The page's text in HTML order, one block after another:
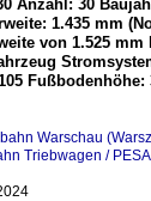
Anzahl: 30
1.435 mm
von 1.525 mm
Fußbodenhöhe:
Warschau
Triebwagen /